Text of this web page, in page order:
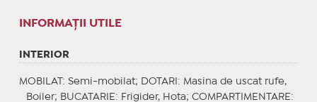
INFORMAŢII UTILE
INTERIOR
MOBILAT : Semi-mobilat; DOTARI : Masina de uscat rufe,
Boiler; BUCATARIE : Frigider, Hota; COMPARTIMENTARE :